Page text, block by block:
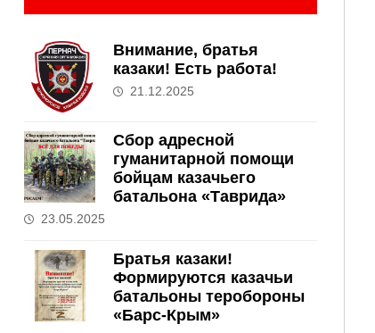
Внимание, братья
казаки! Есть работа!
21.12.2025
Сбор адресной
гуманитарной помощи
бойцам казачьего
батальона «Таврида»
23.05.2025
Братья казаки!
Формируются казачьи
батальоны теробороны
«Барс-Крым»